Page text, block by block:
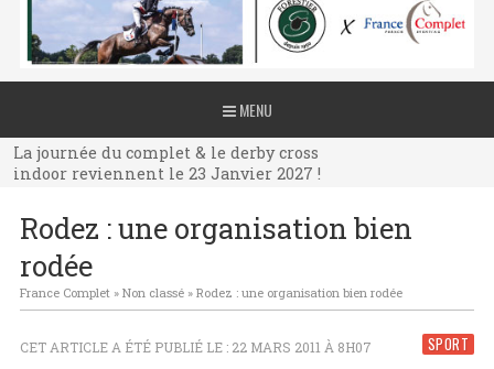
MENU
La journée du complet & le derby cross
indoor reviennent le 23 Janvier 2027 !
La journée du complet & le derby cross
indoor reviennent le 23 Janvier 2027 !
indoor reviennent le 23 Janvier 2027 !
Rodez : une organisation bien
rodée
France Complet» Non classé» Rodez : une organisation bien rodée
SPORT
CET ARTICLE A ÉTÉ PUBLIÉ LE : 22 MARS 2011 À 8H07